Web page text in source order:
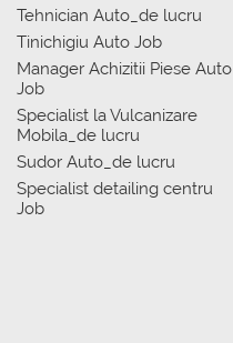
Tehnician Auto_de lucru
Tinichigiu Auto Job
Manager Achizitii Piese Auto
Job
Specialist la Vulcanizare
Mobila_de lucru
Sudor Auto_de lucru
Specialist detailing centru
Job